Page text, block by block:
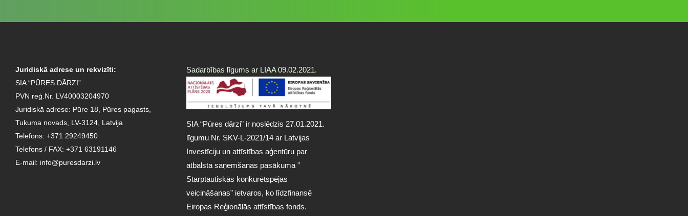
Juridiskā adrese un rekvizīti:
SIA “PŪRES DĀRZI”
PVN reģ.Nr. LV40003204970
Juridiskā adrese: Pūre 18, Pūres pagasts,
Tukuma novads, LV-3124, Latvija
Telefons: +371 29249450
Telefons / FAX: +371 63191146
E-mail: info@puresdarzi.lv
Sadarbības līgums ar LIAA 09.02.2021.
SIA “Pūres dārzi” ir noslēdzis 27.01.2021.
līgumu Nr. SKV-L-2021/14 ar Latvijas
Investīciju un attīstības aģentūru par
atbalsta saņemšanas pasākuma ”
Starptautiskās konkurētspējas
veicināšanas” ietvaros, ko līdzfinansē
Eiropas Reģionālās attīstības fonds.